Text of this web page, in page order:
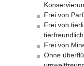
Frei von
Frei von
tierfreundlich
Frei von
Ohne